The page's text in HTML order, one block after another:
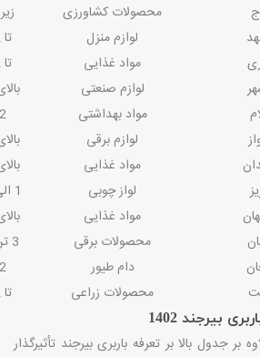
محصولات کشاورزی
زیر
لوازم منزل
تا 2 تن
مواد غذایی
تا 2 تن
لوازم صنعتی
بالای
مواد بهداشتی
2
لوازم برقی
بالای
مواد غذایی
بالای
لواز چوبی
1 الی 2 تن
مواد غذایی
بالای
محصولات برقی
3 تن خاور
دام طیور
2
محصولات زراعی تا 2 تن
بیرجند 1402
بر جدول بالا بر تعرفه باربری بیرجند تأثیرگذار